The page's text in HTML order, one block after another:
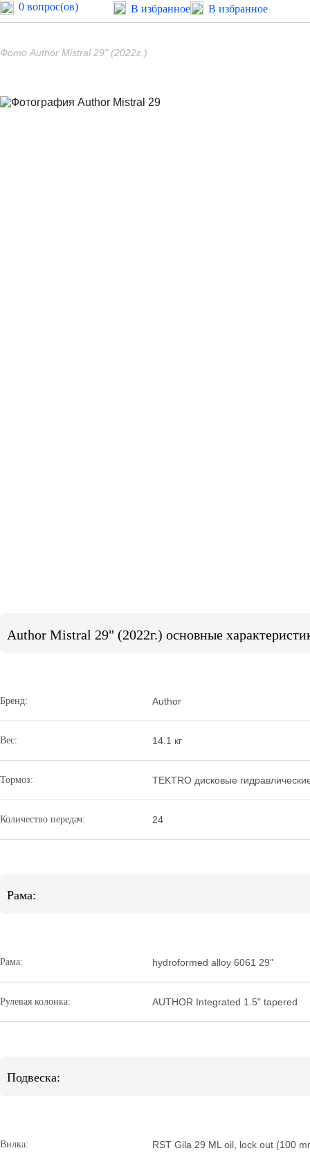
0 вопрос(ов) В избранное В избранное
Фото Author Mistral 29" (2022г.)
Author Mistral 29" (2022г.) основные
Бренд: Author
Вес: 14.1 кг
Тормоз: TEKTRO дисковые
Количество передач: 24
Рама:
Рама: hydroformed alloy 6061 29"
Рулевая колонка: AUTHOR Integrated 1.5" tapered
Подвеска:
Вилка: RST Gila 29 ML oil, lock out (100